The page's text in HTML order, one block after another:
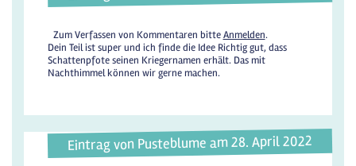
Zum Verfassen von Kommentaren bitteAnmelden.
Dein Teil ist super und ich finde die Idee Richtig gut, dass
Schattenpfote seinen Kriegernamen erhält. Das mit
Nachthimmel können wir gerne machen.
Eintrag von Pusteblume am 28. April 2022